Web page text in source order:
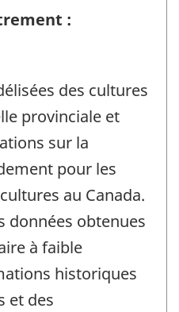
:
des cultures
provinciale et
sur la
pour les
au Canada.
données obtenues
à faible
historiques
et des